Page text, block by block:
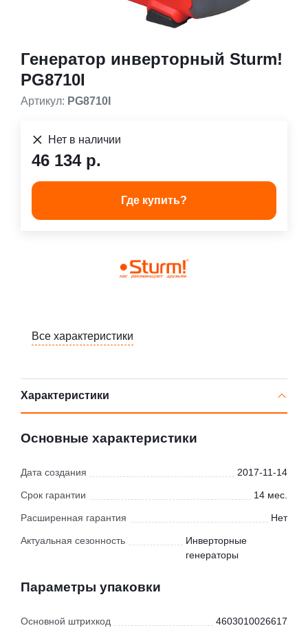
Генератор инверторный Sturm!
PG8710I
Артикул: PG8710I
Нет в наличии
46 134 р.
Где купить?
Все характеристики
Характеристики
Основные характеристики
Дата создания 2017-11-14
Срок гарантии 14 мес.
Расширенная гарантия Нет
Актуальная сезонность
Инверторные
генераторы
Параметры упаковки
Основной штрихкод 4603010026617